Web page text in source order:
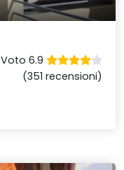
Voto 6.9
(351 recensioni)